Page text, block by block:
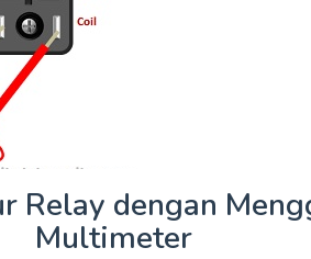
Relay dengan
Multimeter